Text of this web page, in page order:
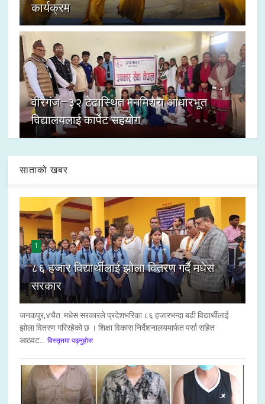
कार्यक्रम
वीरगंज–३२ टेढास्थित मनमिश्रा आधारभूत
विद्यालयलाई कार्पेट सहयोग
साताको खबर
1
८६ हजार विद्यार्थीलाई झोला वितरण गर्दै मधेस
सरकार
जनकपुर,४चैत :मधेस सरकारले प्रदेशभरिका ८६ हजारभन्दा बढी विद्यार्थीलाई
झोला वितरण गरिरहेको छ । शिक्षा विकास निर्देशनालयमार्फत पर्सा सहित
आठवट...
विस्तृतमा पढ्नुहोस